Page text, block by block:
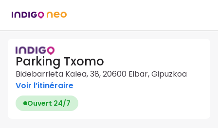
Parking Txomo
Bidebarrieta Kalea, 38, 20600 Eibar, Gipuzkoa
Voir l’itinéraire
Ouvert 24/7